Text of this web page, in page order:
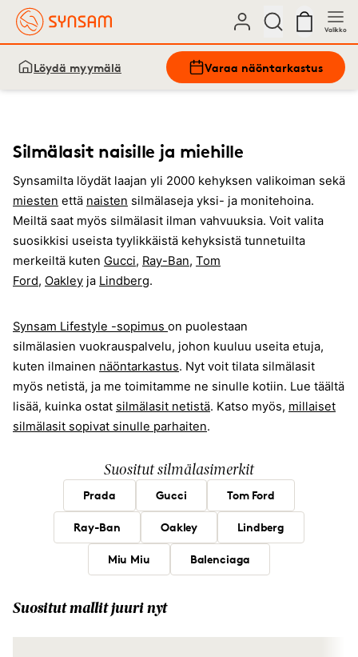
Valikko
Löydä myymälä Varaa näöntarkastus
Silmälasit naisille ja miehille
Synsamilta löydät laajan yli 2000 kehyksen valikoiman sekä
miesten että naisten silmälaseja yksi- ja monitehoina.
Meiltä saat myös silmälasit ilman vahvuuksia. Voit valita
suosikkisi useista tyylikkäistä kehyksistä tunnetuilta
merkeiltä kuten Gucci, Ray-Ban, Tom
Ford, Oakley ja Lindberg.
Synsam Lifestyle -sopimus on puolestaan
silmälasien vuokrauspalvelu, johon kuuluu useita etuja,
kuten ilmainen näöntarkastus. Nyt voit tilata silmälasit
myös netistä, ja me toimitamme ne sinulle kotiin. Lue täältä
lisää, kuinka ostat silmälasit netistä. Katso myös, millaiset
silmälasit sopivat sinulle parhaiten.
Suositut silmälasimerkit
Prada Gucci Tom Ford
Ray-Ban Oakley Lindberg
Miu Miu Balenciaga
Suositut mallit juuri nyt